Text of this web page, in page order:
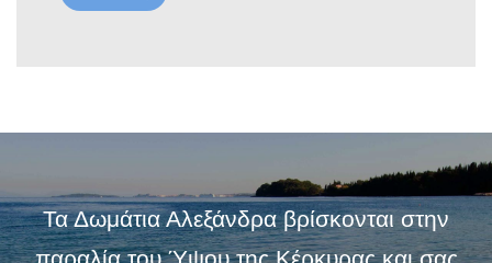
Τα Δωμάτια Αλεξάνδρα βρίσκονται στην